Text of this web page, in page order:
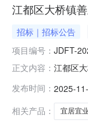
江都区大桥镇
招标｜招标公告
项目编号： JDFT-
正文内容： 江都区
公告江
发布时间： 2025-
相关产品：
宜居宜